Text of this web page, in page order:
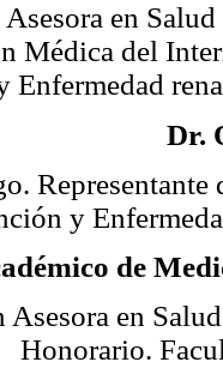
en
Médica del
Enfermedad
Dr.
y
de
Asesora en
Honorario.